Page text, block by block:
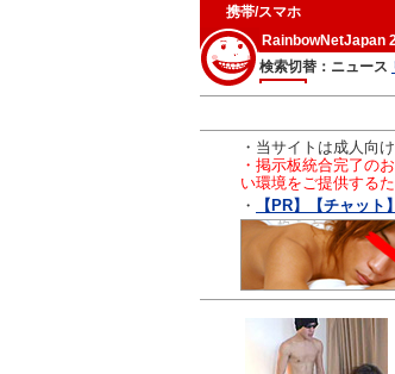
携帯/スマホ
RainbowNetJapan
・当サイトは成人向
・掲示板統合完了の
い環境をご提供する
・
【PR】【チャッ